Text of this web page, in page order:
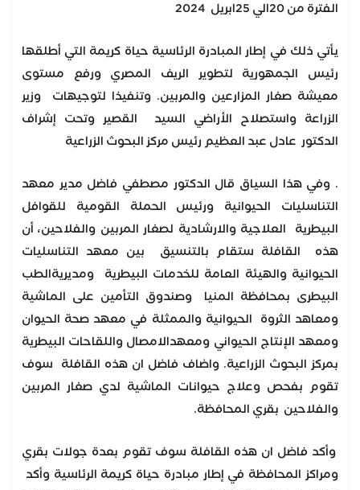
الفترة من 20الي 25ابريل 2024
يأتي ذلك في إطار المبادرة الرئاسية حياة كريمة التي أطلقها
رئيس الجمهورية لتطوير الريف المصري ورفع مستوى
معيشة صغار المزارعين والمربين. وتنفيذا لتوجيهات وزير
الزراعة واستصلاح الأراضي السيد القصير وتحت إشراف
الدكتور عادل عبد العظيم رئيس مركز البحوث الزراعية
. وفي هذا السياق قال الدكتور مصطفي فاضل مدير معهد
التناسليات الحيوانية ورئيس الحملة القومية للقوافل
البيطرية العلاجية والارشادية لصغار المربين والفلاحين، أن
هذه القافلة ستقام بالتنسيق بين معهد التناسليات
الحيوانية والهيئة العامة للخدمات البيطرية ومديريةالطب
البيطرى بمحافظة المنيا وصندوق التأمين على الماشية
ومعاهد الثروة الحيوانية والممثلة في معهد صحة الحيوان
ومعهد الإنتاج الحيواني ومعهدالامصال واللقاحات البيطرية
بمركز البحوث الزراعية. واضاف فاضل ان هذه القافلة سوف
تقوم بفحص وعلاج حيوانات الماشية لدي صغار المربين
والفلاحين بقري المحافظة.
وأكد فاضل ان هذه القافلة سوف تقوم بعدة جولات بقري
ومراكز المحافظة في إطار مبادرة حياة كريمة الرئاسية وأكد